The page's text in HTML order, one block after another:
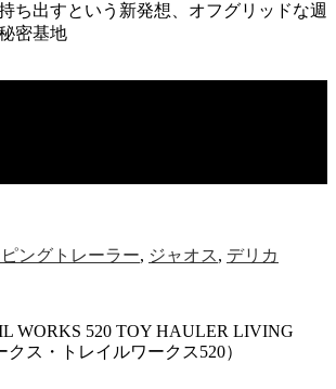
ち出すという新発想、オフグリッドな週
密基地
ングトレーラー, ジャオス, デリカ